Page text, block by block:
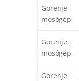
Gorenje
mosógép
Gorenje
mosógép
Gorenje